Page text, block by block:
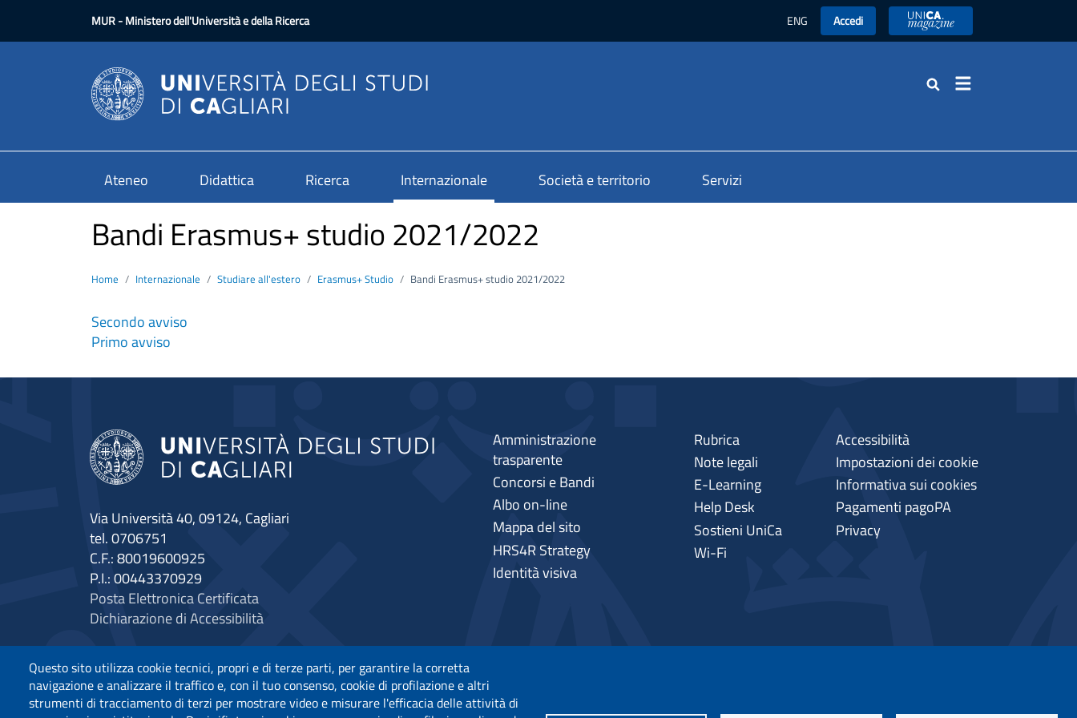
MUR- Ministero dell'Università e della Ricerca ENG Accedi UniCA News
Cerca
Ateneo Didattica Ricerca Internazionale Società e territorio Servizi
Bandi Erasmus+ studio 2021/2022
Home Internazionale Studiare all'estero Erasmus+ Studio Bandi Erasmus+ studio 2021/2022
Secondo avviso
Primo avviso
Questo sito utilizza cookie tecnici, propri e di terze parti, per garantire la corretta
navigazione e analizzare il traffico e, con il tuo consenso, cookie di profilazione e altri
strumenti di tracciamento di terzi per mostrare video e misurare l'efficacia delle attività di
Via Università 40, 09124, Cagliari
tel. 0706751
C.F.: 80019600925
P.I.: 00443370929
Posta Elettronica Certificata
Dichiarazione di Accessibilità
Amministrazione
trasparente
Concorsi e Bandi
Albo on-line
Mappa del sito
HRS4R Strategy
Identità visiva
Rubrica
Note legali
E-Learning
Help Desk
Sostieni UniCa
Wi-Fi
Accessibilità
Impostazioni dei cookie
Informativa sui cookies
Pagamenti pagoPA
Privacy